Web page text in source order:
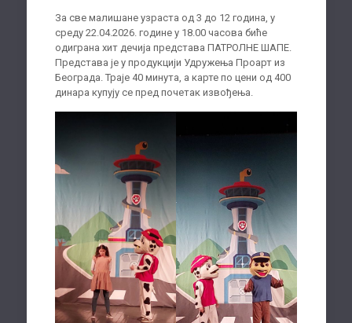
За све малишане узраста од 3 до 12 година, у
среду 22.04.2026. године у 18.00 часова биће
одиграна хит дечија представа ПАТРОЛНЕ ШАПЕ.
Представа је у продукцији Удружења Проарт из
Београда. Траје 40 минута, а карте по цени од 400
динара купују се пред почетак извођења.